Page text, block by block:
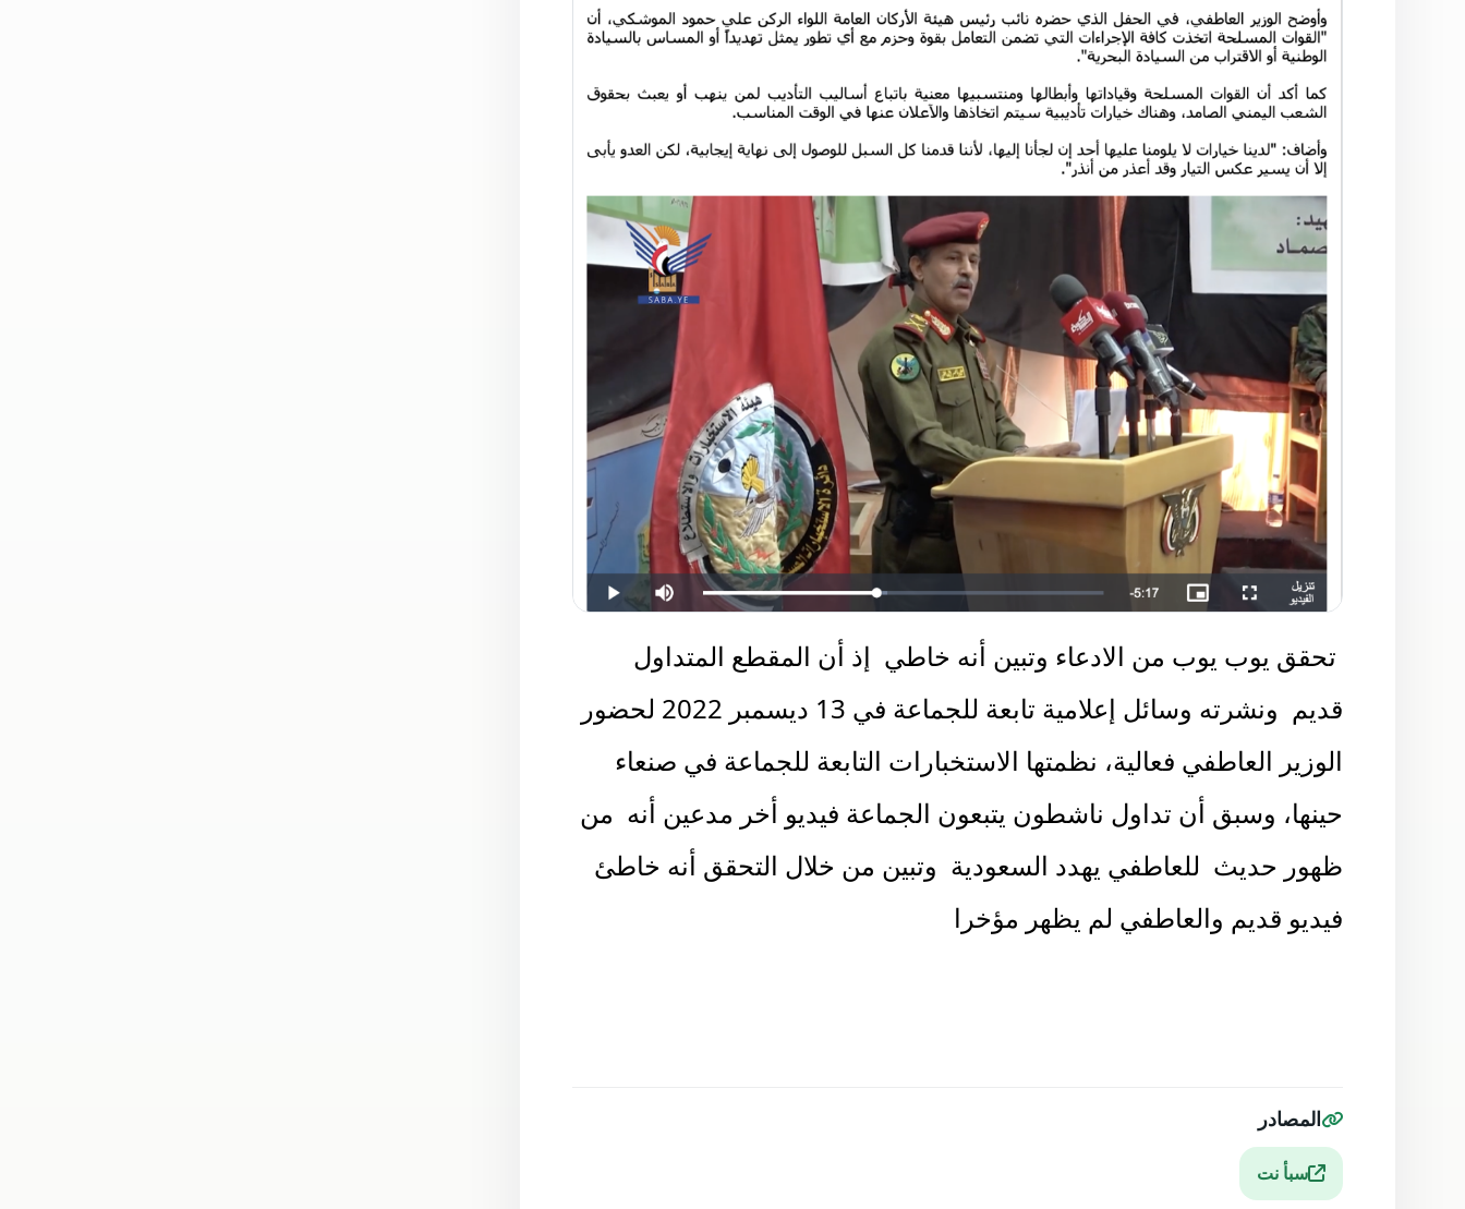
تحقق يوب يوب من الادعاء وتبين أنه خاطي إذ أن المقطع المتداول
قديم ونشرته وسائل إعلامية تابعة للجماعة في 13 ديسمبر 2022 لحضور
الوزير العاطفي فعالية، نظمتها الاستخبارات التابعة للجماعة في صنعاء
حينها، وسبق أن تداول ناشطون يتبعون الجماعة فيديو أخر مدعين أنه من
ظهور حديث للعاطفي يهدد السعودية وتبين من خلال التحقق أنه خاطئ
فيديو قديم والعاطفي لم يظهر مؤخرا
المصادر
سبأ نت